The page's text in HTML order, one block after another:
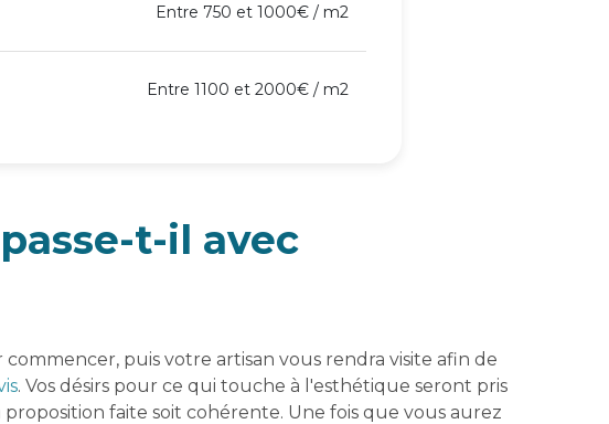
Entre 750 et 1000€ / m2
Entre 1100 et 2000€ / m2
t-il avec
commencer, puis votre artisan vous rendra visite afin de
. Vos désirs pour ce qui touche à l'esthétique seront pris
faite soit cohérente. Une fois que vous aurez